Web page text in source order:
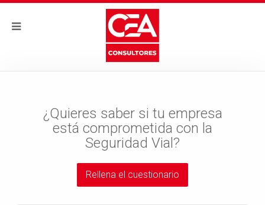
¿Quieres saber si tu empresa
está comprometida con la
Seguridad Vial?
Rellena el cuestionario